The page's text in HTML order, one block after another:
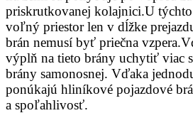
priskrutkovanej kolajnici.U
voľný priestor len v dĺžke
brán nemusí byť priečna
výplň na tieto brány uchytiť viac
brány samonosnej. Vďaka
ponúkajú hliníkové pojazdové
a spoľahlivosť.